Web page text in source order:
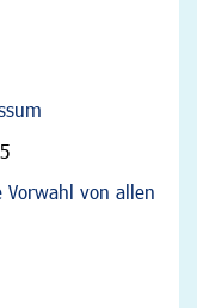
Vorwahl von allen